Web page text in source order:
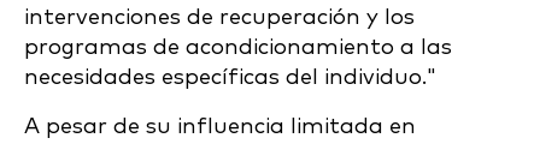
intervenciones de recuperación y los
programas de acondicionamiento a las
necesidades específicas del individuo."
A pesar de su influencia limitada en